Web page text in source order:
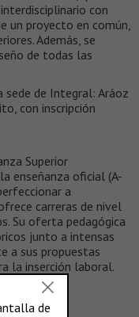
con
un proyecto en común,
Además, se
de todas las
sede de Integral: Aráoz
con inscripción
Superior
enseñanza oficial (A-
a
carreras de nivel
Su oferta pedagógica
junto a intensas
a sus propuestas
la inserción laboral.